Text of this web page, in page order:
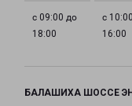
с 09:00 до
18:00
с
16:00
БАЛАШИХА ШОССЕ